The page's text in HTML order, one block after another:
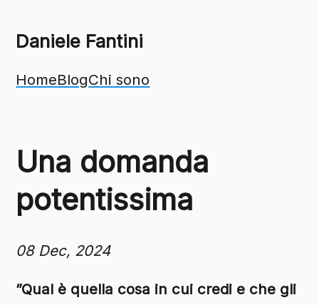
Daniele Fantini
HomeBlogChi sono
Una domanda
potentissima
08 Dec, 2024
”Qual è quella cosa in cui credi e che gli